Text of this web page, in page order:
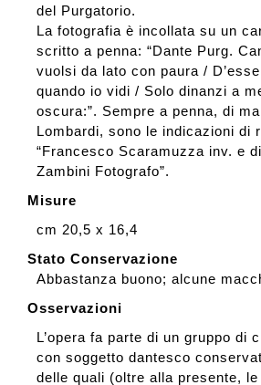
del Purgatorio.
La fotografia è incollata su un
scritto a penna: “Dante Purg.
vuolsi da lato con paura /
quando io vidi / Solo dinanzi a
oscura:”. Sempre a penna, di
Lombardi, sono le indicazioni di
“Francesco Scaramuzza inv. e
Zambini Fotografo”.
Misure
cm 20,5 x 16,4
Stato Conservazione
Abbastanza buono; alcune
Osservazioni
L’opera fa parte di un gruppo di
con soggetto dantesco
delle quali (oltre alla presente,